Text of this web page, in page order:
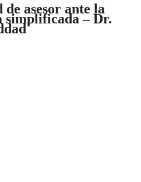
asesor ante la
simplificada – Dr.